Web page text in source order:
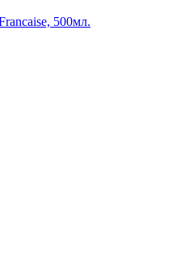
500мл.